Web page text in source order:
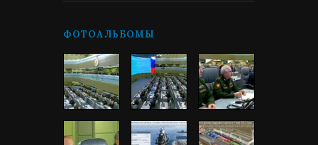
ФОТОАЛЬБОМЫ